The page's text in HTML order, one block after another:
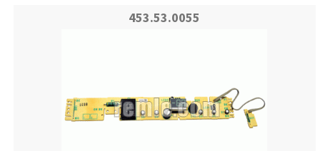
453.53.0055